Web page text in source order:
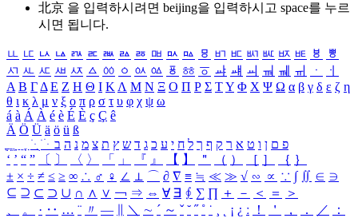
北京 을 입력하시려면 beijing을 입력하시고 space를 누르
시면 됩니다.
ㅥ ㅦ ㅧ ㅨ ㅩ ㅪ ㅫ ㅬ ㅭ ㅮ ㅯ ㅰ ㅱ ㅲ ㅳ ㅴ ㅵ ㅶ ㅷ ㅸ
ㅹ
ㅺ ㅻ ㅼ ㅽ ㅾ ㅿ ㆀ ㆁ ㆂ ㆃ ㆄ ㆅ ㆆ ㆇ ㆈ ㆉ ㆊ ㆋ ㆌ ㆍ
ㆎ
Α Β ΓΔ Ε Ζ Η Θ Ι ΚΛ Μ Ν Ξ Ο Π Ρ Σ ΤΥ Φ Χ Ψ Ω α β γ δ ε ζ η
θ ι κ λ μ ν ξ ο π ρ σ τ υ φ χ ψ ω
á à Á À é è É È ç Ç ê
Ä Ö Ü ä ö ü ß
ִֶֹ ֻּ ׁׂ פ ם ן ו ט א ר ק ף ך ל ח י ע כ ג ד ש ץ ת צ מ נ ה ב
‘ ’ “ ” 〔 〕 〈 〉 「 」 『 』 【 】 ＂ （ ） ［ ］ ｛ ｝
± × ÷ ≠ ≤ ≥ ∞ ∴ ♂ ♀ ∠ ⊥ ⌒ ∂ ∇ ≡ ≒ ≪ ≫ √ ∽ ∝ ∵ ∫ ∬ ∈ ∋
⊆ ⊇ ⊂ ⊃ ∪ ∩ ∧ ∨ ￢ ⇒ ⇔ ∀ ∃ ∮ ∑ ∏ ＋ － ＜ ＝
＞
、
。 · ‥ … ¨ 〃 ― ＼ ∼ ´ ～ ˇ ˘ ˝ ˚ ˙ ¸ ¡ ¿ ː ！ ＇ ， ． ／
：